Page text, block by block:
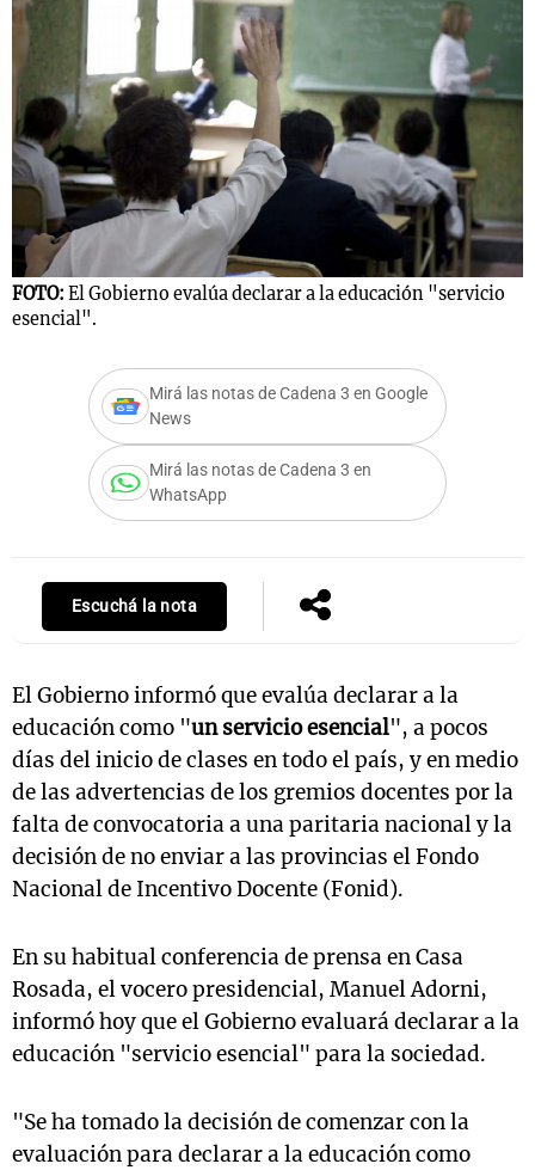
FOTO: El Gobierno evalúa declarar a la educación "servicio
esencial".
Mirá las notas de Cadena 3 en Google
News
Mirá las notas de Cadena 3 en
WhatsApp
Escuchá la nota
El Gobierno informó que evalúa declarar a la
educación como "un servicio esencial", a pocos
días del inicio de clases en todo el país, y en medio
de las advertencias de los gremios docentes por la
falta de convocatoria a una paritaria nacional y la
decisión de no enviar a las provincias el Fondo
Nacional de Incentivo Docente (Fonid).
En su habitual conferencia de prensa en Casa
Rosada, el vocero presidencial, Manuel Adorni,
informó hoy que el Gobierno evaluará declarar a la
educación "servicio esencial" para la sociedad.
"Se ha tomado la decisión de comenzar con la
evaluación para declarar a la educación como
Notas
Mundial 2026
Notas
La Sole en
Cadena 3